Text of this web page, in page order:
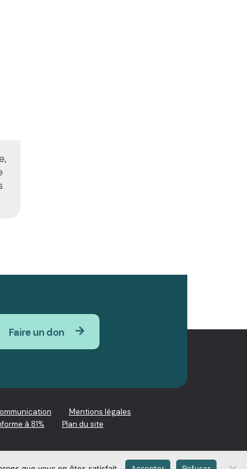
Faire un don
Mentions légales
à 81%
Plan du site